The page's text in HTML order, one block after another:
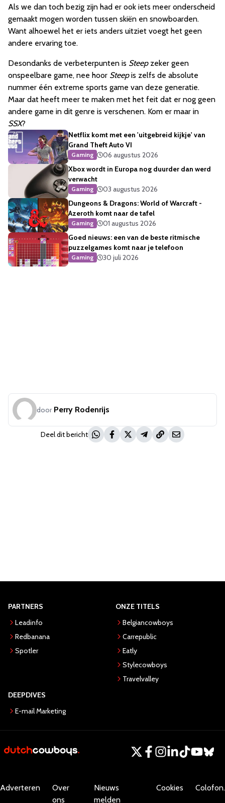
Als we dan toch bezig zijn had er ook iets meer onderscheid
gemaakt mogen worden tussen skiën en snowboarden.
Want alhoewel het er iets anders uitziet voegt het geen
andere ervaring toe.
Desondanks de verbeterpunten is Steepzeker geen
onspeelbare game, nee hoor Steepis zelfs de absolute
nummer één extreme sports game van deze generatie.
Maar dat heeft meer te maken met het feit dat er nog geen
andere game in dit genre is verschenen. Kom er maar in
SSX?
Netflix komt met een 'uitgebreid kijkje' van
Grand Theft Auto VI
Gaming
06 augustus 2026
Xbox wordt in Europa nog duurder dan werd
verwacht
Gaming
03 augustus 2026
Dungeons & Dragons: World of Warcraft -
Azeroth komt naar de tafel
Gaming
01 augustus 2026
Goed nieuws: een van de beste ritmische
puzzelgames komt naar je telefoon
Gaming 30 juli 2026
door Perry Rodenrijs
Deel dit bericht
PARTNERS
Leadinfo
Redbanana
Spotler
ONZE TITELS
Belgiancowboys
Carrepublic
Eatly
Stylecowboys
Travelvalley
DEEPDIVES
E-mail Marketing
Adverteren
Over
ons
Nieuws
melden
Cookies Colofon.